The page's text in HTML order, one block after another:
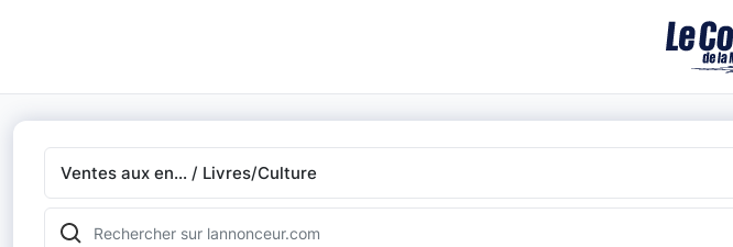
Ventes aux en... / Livres/Culture